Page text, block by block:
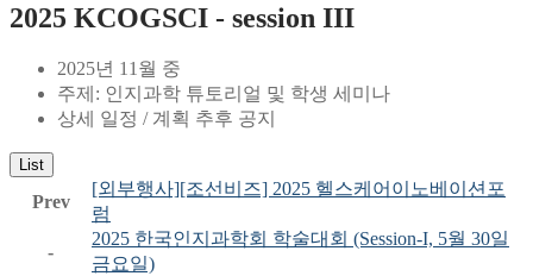
2025 KCOGSCI - session III
2025년 11월 중
주제: 인지과학 튜토리얼 및 학생 세미나
상세 일정 / 계획 추후 공지
List
Prev
[외부행사][조선비즈] 2025 헬스케어이노베이션포
럼
-
2025 한국인지과학회 학술대회 (Session-I, 5월 30일
금요일)